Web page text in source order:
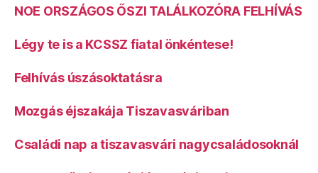
NOE ORSZÁGOS ŐSZI TALÁLKOZÓRA FELHÍVÁS
Légy te is a KCSSZ fiatal önkéntese!
Felhívás úszásoktatásra
Mozgás éjszakája Tiszavasváriban
Családi nap a tiszavasvári nagycsaládosoknál